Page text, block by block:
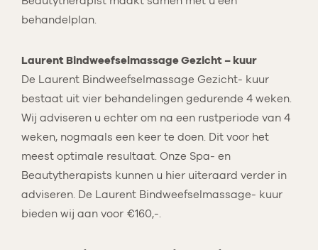
behandelplan.
Laurent Bindweefselmassage Gezicht – kuur
De Laurent Bindweefselmassage Gezicht- kuur
bestaat uit vier behandelingen gedurende 4 weken.
Wij adviseren u echter om na een rustperiode van 4
weken, nogmaals een keer te doen. Dit voor het
meest optimale resultaat. Onze Spa- en
Beautytherapists kunnen u hier uiteraard verder in
adviseren. De Laurent Bindweefselmassage- kuur
bieden wij aan voor €160,-.